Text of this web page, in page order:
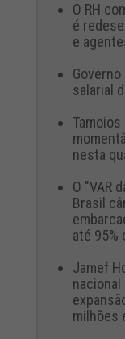
O RH
é
e
salarial
nesta
O "VAR
Brasil
até 95%
Jamef
nacional
milhões